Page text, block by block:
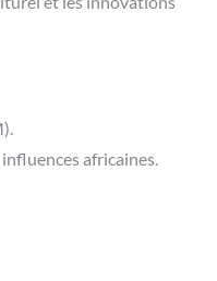
africaines.